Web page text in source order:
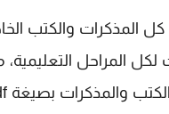
كل المذكرات والكتب
المراحل التعليمية،